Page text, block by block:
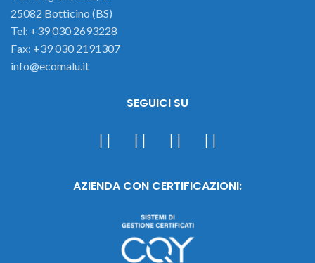
25082 Botticino (BS)
Tel: +39 030 2693228
Fax: +39 030 2191307
info@ecomalu.it
SEGUICI SU
AZIENDA CON CERTIFICAZIONI: